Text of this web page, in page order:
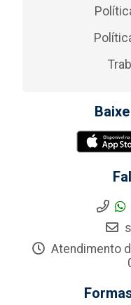
Atendimento